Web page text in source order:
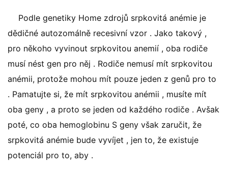
Podle genetiky Home zdrojů srpkovitá anémie je
dědičné autozomálně recesivní vzor . Jako takový ,
pro někoho vyvinout srpkovitou anemií , oba rodiče
musí nést gen pro něj . Rodiče nemusí mít srpkovitou
anémii, protože mohou mít pouze jeden z genů pro to
. Pamatujte si, že mít srpkovitou anémii , musíte mít
oba geny , a proto se jeden od každého rodiče . Avšak
poté, co oba hemoglobinu S geny však zaručit, že
srpkovitá anémie bude vyvíjet , jen to, že existuje
potenciál pro to, aby .